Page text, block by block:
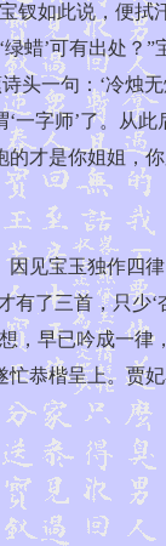
钗如此说，便拭
绿蜡’可有出处
头一句：‘冷烛
一字师’了。从
才是你姐姐，
宝玉独作四律
有了三首，只少
，早已吟成一
忙恭楷呈上。贾